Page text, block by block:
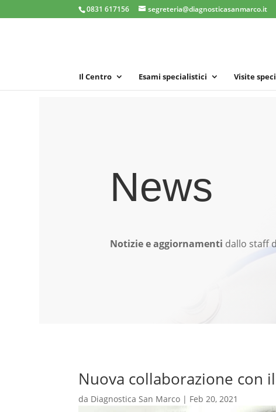
0831 617156 segreteria@diagnosticasanmarco.it
Il Centro Esami specialistici Visite
News
Notizie e aggiornamenti dallo staff
Nuova collaborazione con
da Diagnostica San Marco | Feb 20, 2021